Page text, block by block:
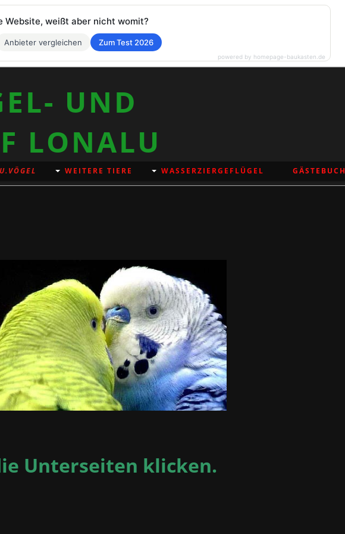
UND
LONALU
WEITERE TIERE WASSERZIERGEFLÜGEL GÄSTEBUCH
Unterseiten klicken.
Website, weißt aber nicht womit?
Anbieter vergleichen Zum Test 2026
powered by homepage-baukasten.de